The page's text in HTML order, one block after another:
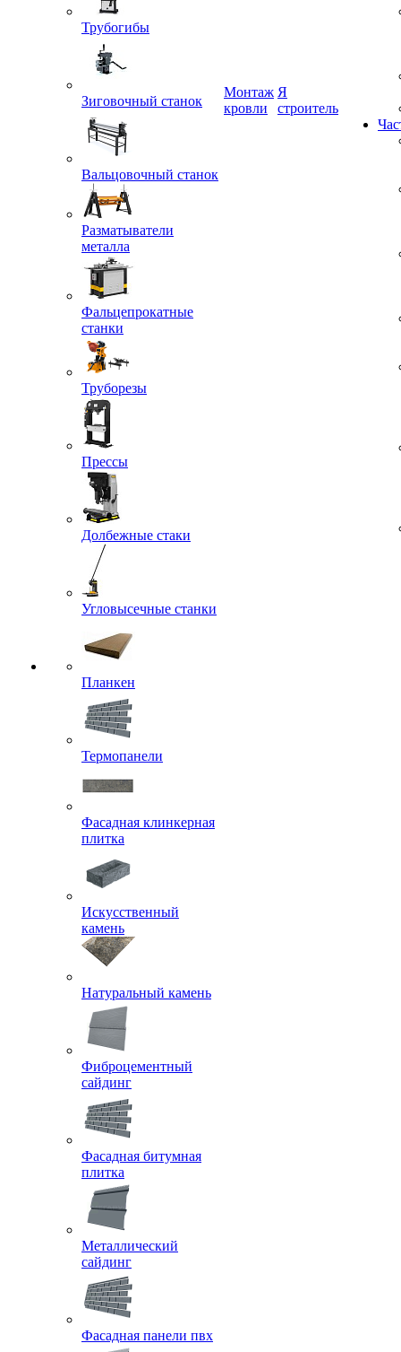
Трубогибы
Зиговочный станок
Вальцовочный станок
Разматыватели
металла
Фальцепрокатные
станки
Труборезы
Прессы
Долбежные стаки
Угловысечные станки
Планкен
Термопанели
Фасадная клинкерная
плитка
Искусственный
камень
Натуральный камень
Фиброцементный
сайдинг
Фасадная битумная
плитка
Металлический
сайдинг
Фасадная панели пвх
кровли
строитель